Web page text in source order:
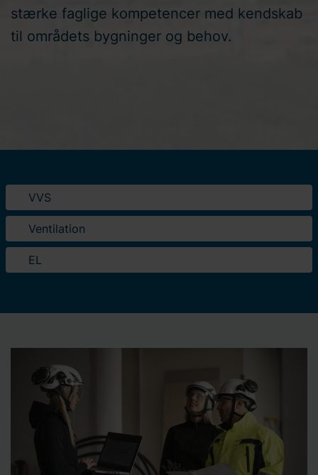
stærke faglige kompetencer med kendskab
til områdets bygninger og behov.
VVS
Ventilation
EL